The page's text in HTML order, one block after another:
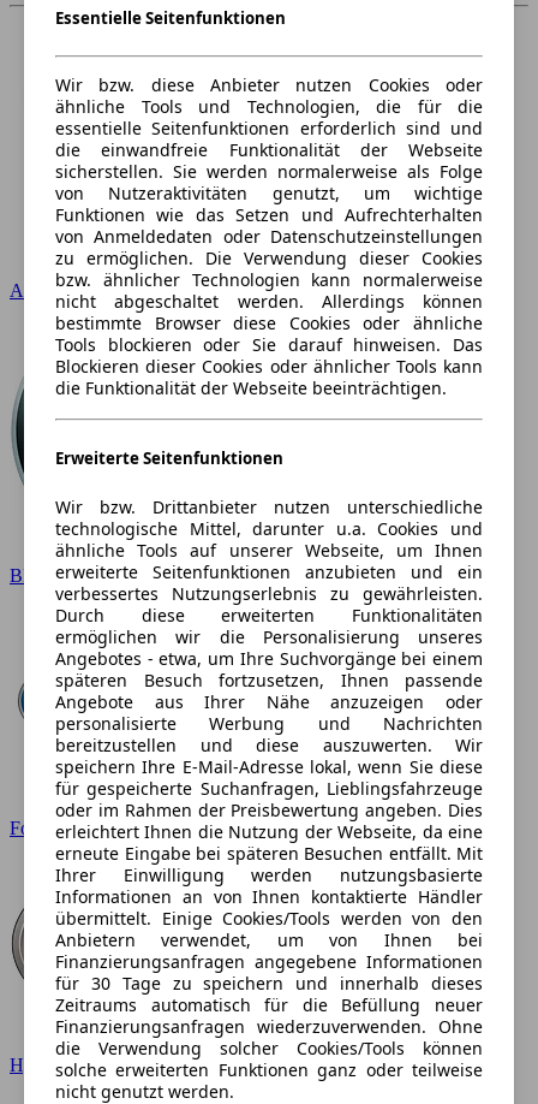
Audi
BMW
Ford
Hyundai
Essentielle Seitenfunktionen
Wir bzw. diese Anbieter nutzen Cookies oder
ähnliche Tools und Technologien, die für die
essentielle Seitenfunktionen erforderlich sind und
die einwandfreie Funktionalität der Webseite
sicherstellen. Sie werden normalerweise als Folge
von Nutzeraktivitäten genutzt, um wichtige
Funktionen wie das Setzen und Aufrechterhalten
von Anmeldedaten oder Datenschutzeinstellungen
zu ermöglichen. Die Verwendung dieser Cookies
bzw. ähnlicher Technologien kann normalerweise
nicht abgeschaltet werden. Allerdings können
bestimmte Browser diese Cookies oder ähnliche
Tools blockieren oder Sie darauf hinweisen. Das
Blockieren dieser Cookies oder ähnlicher Tools kann
die Funktionalität der Webseite beeinträchtigen.
Erweiterte Seitenfunktionen
Wir bzw. Drittanbieter nutzen unterschiedliche
technologische Mittel, darunter u.a. Cookies und
ähnliche Tools auf unserer Webseite, um Ihnen
erweiterte Seitenfunktionen anzubieten und ein
verbessertes Nutzungserlebnis zu gewährleisten.
Durch diese erweiterten Funktionalitäten
ermöglichen wir die Personalisierung unseres
Angebotes - etwa, um Ihre Suchvorgänge bei einem
späteren Besuch fortzusetzen, Ihnen passende
Angebote aus Ihrer Nähe anzuzeigen oder
personalisierte Werbung und Nachrichten
bereitzustellen und diese auszuwerten. Wir
speichern Ihre E-Mail-Adresse lokal, wenn Sie diese
für gespeicherte Suchanfragen, Lieblingsfahrzeuge
oder im Rahmen der Preisbewertung angeben. Dies
erleichtert Ihnen die Nutzung der Webseite, da eine
erneute Eingabe bei späteren Besuchen entfällt. Mit
Ihrer Einwilligung werden nutzungsbasierte
Informationen an von Ihnen kontaktierte Händler
übermittelt. Einige Cookies/Tools werden von den
Anbietern verwendet, um von Ihnen bei
Finanzierungsanfragen angegebene Informationen
für 30 Tage zu speichern und innerhalb dieses
Zeitraums automatisch für die Befüllung neuer
Finanzierungsanfragen wiederzuverwenden. Ohne
die Verwendung solcher Cookies/Tools können
solche erweiterten Funktionen ganz oder teilweise
nicht genutzt werden.